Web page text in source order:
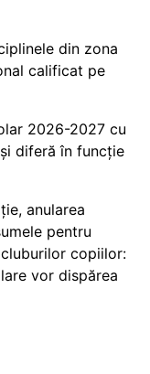
din zona
calificat pe
2026-2027 cu
diferă în funcție
anularea
pentru
copiilor:
vor dispărea